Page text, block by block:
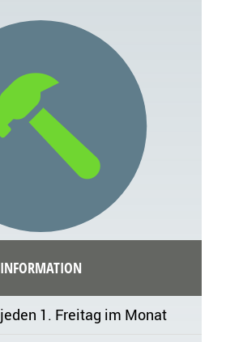
INFORMATION
jeden 1. Freitag im Monat